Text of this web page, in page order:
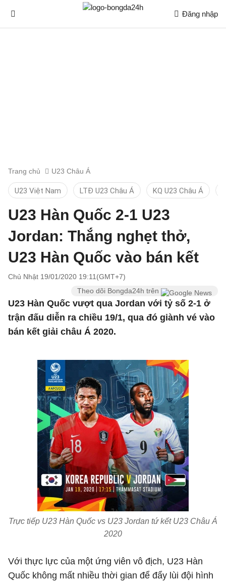
Đăng nhập
Trang chủ U23 Châu Á
U23 Việt Nam LTĐ U23 Châu Á KQ U23 Châu Á
U23 Hàn Quốc 2-1 U23
Jordan: Thắng nghẹt thở,
U23 Hàn Quốc vào bán kết
Chủ Nhật 19/01/2020 19:11(GMT+7)
Theo dõi Bongda24h trên
U23 Hàn Quốc vượt qua Jordan với tỷ số 2-1 ở
trận đấu diễn ra chiều 19/1, qua đó giành vé vào
bán kết giải châu Á 2020.
Trực tiếp U23 Hàn Quốc vs U23 Jordan tứ kết U23 Châu Á
2020
Với thực lực của một ứng viên vô địch, U23 Hàn
Quốc không mất nhiều thời gian để đẩy lùi đội hình